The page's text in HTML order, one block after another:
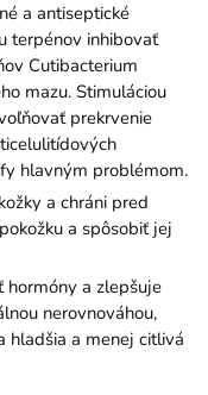
a antiseptické
terpénov inhibovať
Cutibacterium
mazu. Stimuláciou
prekrvenie
hlavným problémom.
a chráni pred
a spôsobiť jej
hormóny a zlepšuje
nerovnováhou,
hladšia a menej citlivá